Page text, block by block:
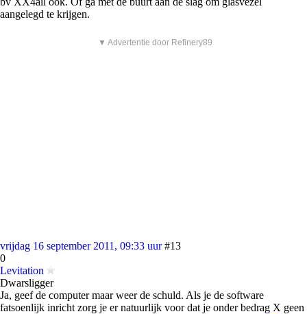
aangelegd te krijgen.
▼ Advertentie door Refinery89
vrijdag 16 september 2011, 09:33 uur #13
0
Levitation
Dwarsligger
Ja, geef de computer maar weer de schuld. Als je de software
fatsoenlijk inricht zorg je er natuurlijk voor dat je onder bedrag X geen